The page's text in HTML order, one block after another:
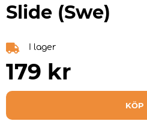
Slide (Swe)
I lager
179 kr
KÖP